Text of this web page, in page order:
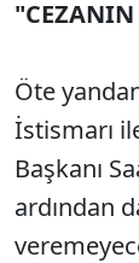
Öte
İstismarı
Başkanı
ardından